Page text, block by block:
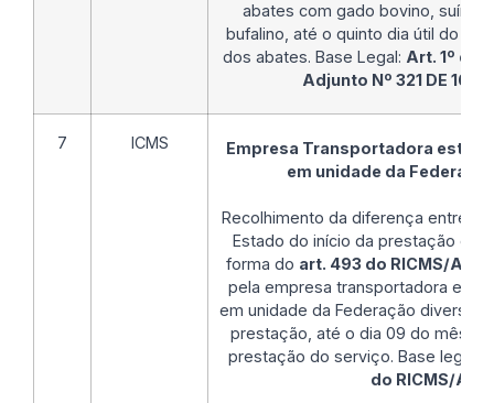
abates com gado bovino, suíno,
bufalino, até o quinto dia útil do
dos abates. Base Legal: Art. 1º da
Adjunto Nº 321 DE 16/
7 ICMS
Empresa Transportadora
em unidade da
Recolhimento da diferença entre o
Estado do início da prestação e o
forma do art. 493 do RICMS/AL
pela empresa transportadora
em unidade da Federação diversa
prestação, até o dia 09 do mês
prestação do serviço. Base legal:
do RICMS/AL